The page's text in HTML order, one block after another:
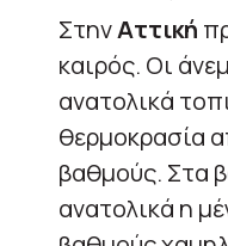
ΣτηνΑττική
καιρός. Oι
ανατολικά
θερμοκρασία
βαθμούς. Στα
ανατολικά η